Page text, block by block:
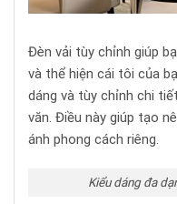
Đèn vải tùy chỉnh giúp
và thể hiện cái tôi của
dáng và tùy chỉnh chi
văn. Điều này giúp tạo
ánh phong cách riêng.
Kiểu dáng đa